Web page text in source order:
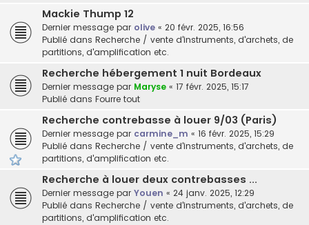
Mackie Thump 12
Dernier message par olive « 20 févr. 2025, 16:56
Publié dans Recherche / vente d'instruments, d'archets, de
partitions, d'amplification etc.
Recherche hébergement 1 nuit Bordeaux
Dernier message par Maryse « 17 févr. 2025, 15:17
Publié dans Fourre tout
Recherche contrebasse à louer 9/03 (Paris)
Dernier message par carmine_m « 16 févr. 2025, 15:29
Publié dans Recherche / vente d'instruments, d'archets, de
partitions, d'amplification etc.
Recherche à louer deux contrebasses ...
Dernier message par Youen « 24 janv. 2025, 12:29
Publié dans Recherche / vente d'instruments, d'archets, de
partitions, d'amplification etc.